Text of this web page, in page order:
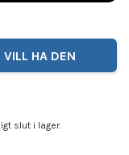
VILL HA DEN
slut i lager.